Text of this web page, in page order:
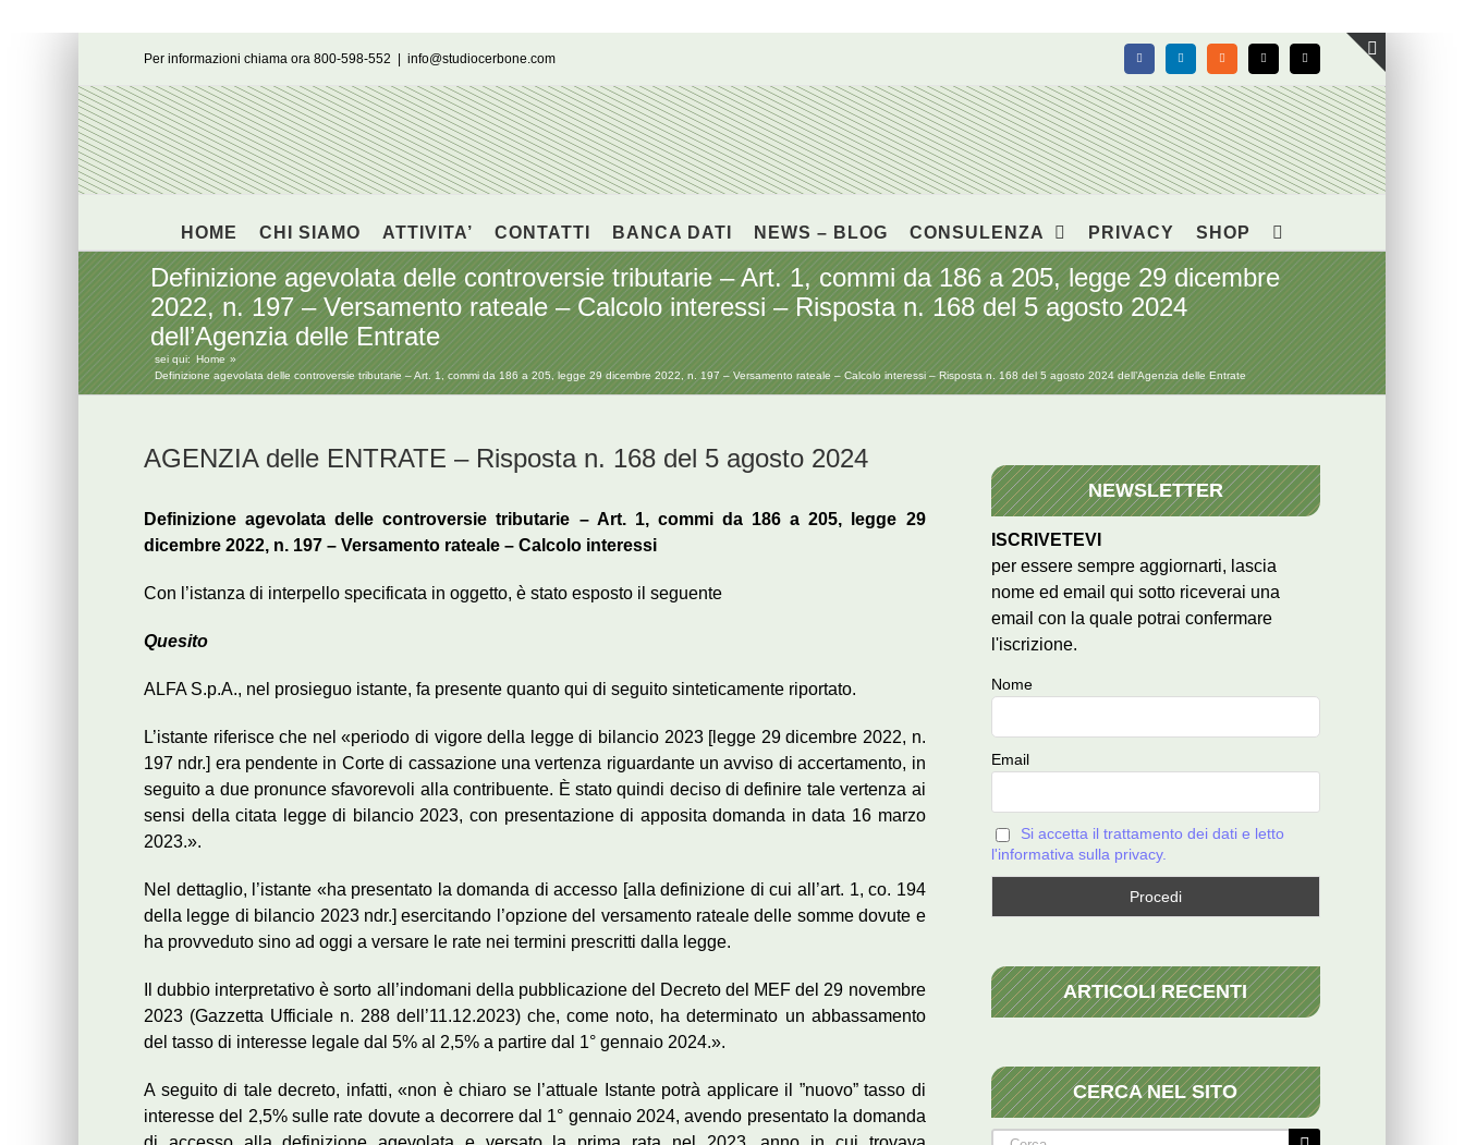
Per informazioni chiama ora 800-598-552 info@studiocerbone.com FacebookLinkedIn Rss X Email
HOME CHI SIAMO ATTIVITA’ CONTATTI BANCA DATI NEWS – BLOG CONSULENZA PRIVACY SHOP
Definizione agevolata delle controversie tributarie – Art. 1, commi da 186 a 205, legge 29 dicembre
2022, n. 197 – Versamento rateale – Calcolo interessi – Risposta n. 168 del 5 agosto 2024
dell’Agenzia delle Entrate
sei qui: Home
Definizione agevolata delle controversie tributarie – Art. 1, commi da 186 a 205, legge 29 dicembre 2022, n. 197 – Versamento rateale – Calcolo interessi – Risposta n. 168 del 5 agosto 2024 dell’Agenzia delle Entrate
AGENZIA delle ENTRATE – Risposta n. 168 del 5 agosto 2024
Definizione agevolata delle controversie tributarie – Art. 1, commi da 186 a 205, legge 29
dicembre 2022, n. 197 – Versamento rateale – Calcolo interessi
Con l’istanza di interpello specificata in oggetto, è stato esposto il seguente
Quesito
ALFA S.p.A., nel prosieguo istante, fa presente quanto qui di seguito sinteticamente riportato.
L’istante riferisce che nel «periodo di vigore della legge di bilancio 2023 [legge 29 dicembre 2022, n.
197 ndr.] era pendente in Corte di cassazione una vertenza riguardante un avviso di accertamento, in
seguito a due pronunce sfavorevoli alla contribuente. È stato quindi deciso di definire tale vertenza ai
sensi della citata legge di bilancio 2023, con presentazione di apposita domanda in data 16 marzo
2023.».
Nel dettaglio, l’istante «ha presentato la domanda di accesso [alla definizione di cui all’art. 1, co. 194
della legge di bilancio 2023 ndr.] esercitando l’opzione del versamento rateale delle somme dovute e
ha provveduto sino ad oggi a versare le rate nei termini prescritti dalla legge.
Il dubbio interpretativo è sorto all’indomani della pubblicazione del Decreto del MEF del 29 novembre
2023 (Gazzetta Ufficiale n. 288 dell’11.12.2023) che, come noto, ha determinato un abbassamento
del tasso di interesse legale dal 5% al 2,5% a partire dal 1° gennaio 2024.».
A seguito di tale decreto, infatti, «non è chiaro se l’attuale Istante potrà applicare il ”nuovo” tasso di
interesse del 2,5% sulle rate dovute a decorrere dal 1° gennaio 2024, avendo presentato la domanda
NEWSLETTER
ISCRIVETEVI
per essere sempre aggiornarti, lascia
nome ed email qui sotto riceverai una
email con la quale potrai confermare
l'iscrizione.
Nome
Email
Si accetta il trattamento dei dati e letto
l'informativa sulla privacy.
ARTICOLI RECENTI
CERCA NEL SITO
Cerca
Toggle
area
barra
scorrevole